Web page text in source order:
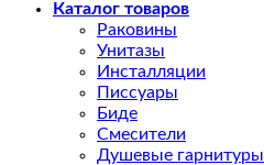
Каталог товаров
Раковины
Унитазы
Инсталляции
Писсуары
Биде
Смесители
Душевые гарнитуры